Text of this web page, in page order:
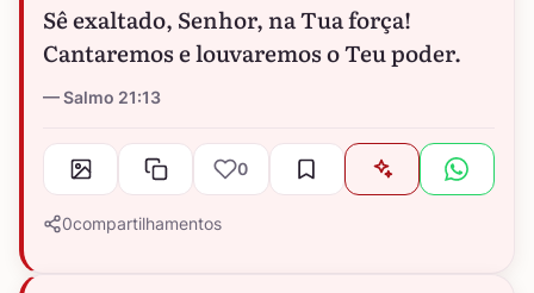
Sê exaltado, Senhor, na Tua força!
Cantaremos e louvaremos o Teu poder.
Salmo 21:13
0
0compartilhamentos